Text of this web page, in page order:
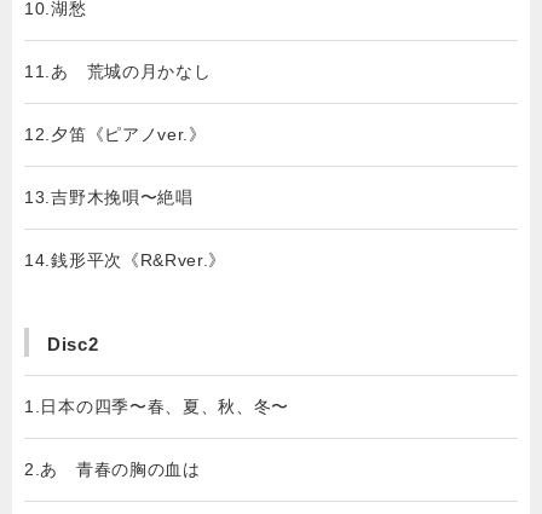
10.湖愁
11.あゝ荒城の月かなし
12.夕笛《ピアノver.》
13.吉野木挽唄〜絶唱
14.銭形平次《R&Rver.》
Disc2
1.日本の四季〜春、夏、秋、冬〜
2.あゝ青春の胸の血は